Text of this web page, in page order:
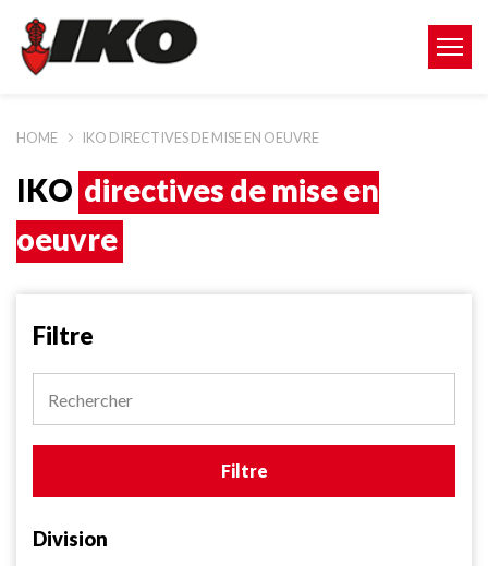
HOME IKO DIRECTIVES DE MISE EN OEUVRE
IKO directives de mise en
oeuvre
Filtre
Division